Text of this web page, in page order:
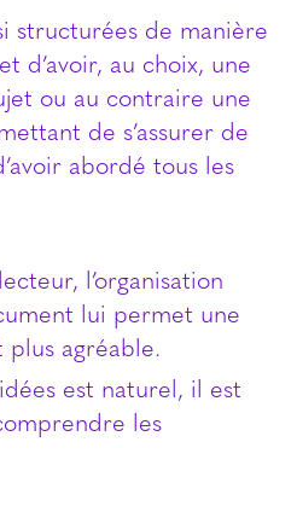
structurées de manière
d’avoir, au choix, une
ou au contraire une
de s’assurer de
abordé tous les
l’organisation
lui permet une
agréable.
est naturel, il est
les